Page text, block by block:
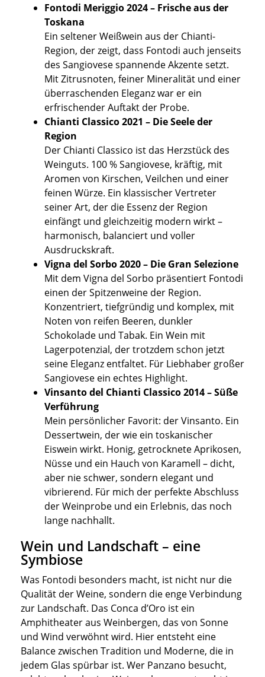
Fontodi Meriggio 2024 – Frische aus der
Toskana
Ein seltener Weißwein aus der Chianti-
Region, der zeigt, dass Fontodi auch jenseits
des Sangiovese spannende Akzente setzt.
Mit Zitrusnoten, feiner Mineralität und einer
überraschenden Eleganz war er ein
erfrischender Auftakt der Probe.
Chianti Classico 2021 – Die Seele der
Region
Der Chianti Classico ist das Herzstück des
Weinguts. 100 % Sangiovese, kräftig, mit
Aromen von Kirschen, Veilchen und einer
feinen Würze. Ein klassischer Vertreter
seiner Art, der die Essenz der Region
einfängt und gleichzeitig modern wirkt –
harmonisch, balanciert und voller
Ausdruckskraft.
Vigna del Sorbo 2020 – Die Gran Selezione
Mit dem Vigna del Sorbo präsentiert Fontodi
einen der Spitzenweine der Region.
Konzentriert, tiefgründig und komplex, mit
Noten von reifen Beeren, dunkler
Schokolade und Tabak. Ein Wein mit
Lagerpotenzial, der trotzdem schon jetzt
seine Eleganz entfaltet. Für Liebhaber großer
Sangiovese ein echtes Highlight.
Vinsanto del Chianti Classico 2014 – Süße
Verführung
Mein persönlicher Favorit: der Vinsanto. Ein
Dessertwein, der wie ein toskanischer
Eiswein wirkt. Honig, getrocknete Aprikosen,
Nüsse und ein Hauch von Karamell – dicht,
aber nie schwer, sondern elegant und
vibrierend. Für mich der perfekte Abschluss
der Weinprobe und ein Erlebnis, das noch
lange nachhallt.
Wein und Landschaft – eine
Symbiose
Was Fontodi besonders macht, ist nicht nur die
Qualität der Weine, sondern die enge Verbindung
zur Landschaft. Das Conca d’Oro ist ein
Amphitheater aus Weinbergen, das von Sonne
und Wind verwöhnt wird. Hier entsteht eine
Balance zwischen Tradition und Moderne, die in
jedem Glas spürbar ist. Wer Panzano besucht,